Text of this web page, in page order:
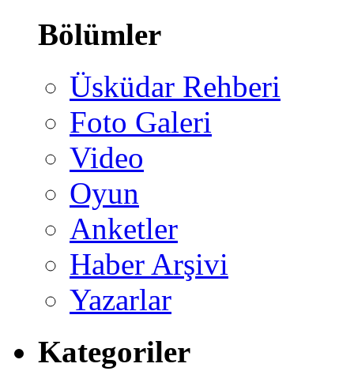
Bölümler
Üsküdar Rehberi
Foto Galeri
Video
Oyun
Anketler
Haber Arşivi
Yazarlar
Kategoriler